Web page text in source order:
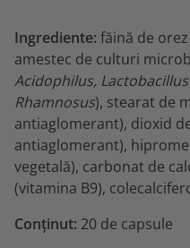
Ingrediente: făină de
amestec de culturi
Acidophilus,
Rhamnosus), stearat de
antiaglomerant), dioxid
antiaglomerant),
vegetală), carbonat de
(vitamina B9),
Conținut: 20 de capsule